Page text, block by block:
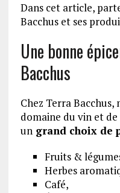
Dans cet article,
Bacchus et ses
Une bonne
Bacchus
Chez Terra Bacchus,
domaine du vin et
ungrand choix de
Fruits &
Herbes
Café,